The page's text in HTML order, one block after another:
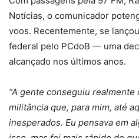
Notícias, o comunicador
voos. Recentemente, se
federal pelo PCdoB — uma
alcançado nos últimos anos.
“A gente conseguiu
militância que, para mim, até
inesperados. Eu pensava em